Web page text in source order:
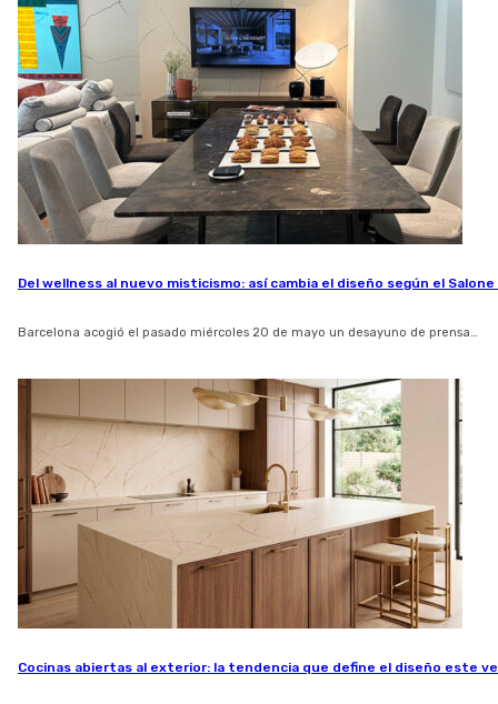
Del wellness al nuevo misticismo: así cambia el diseño según el
Barcelona acogió el pasado miércoles 20 de mayo un desayuno de prensa…
Cocinas abiertas al exterior: la tendencia que define el diseño este